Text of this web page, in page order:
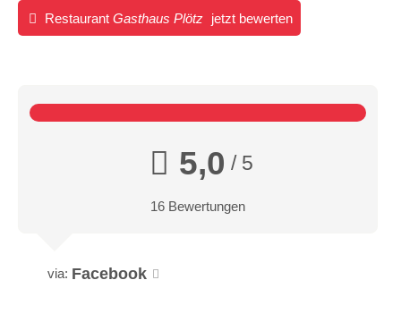
Restaurant Gasthaus Plötz jetzt bewerten
5,0 / 5
16 Bewertungen
via: Facebook